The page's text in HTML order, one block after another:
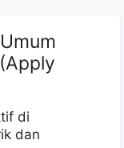
di
dan